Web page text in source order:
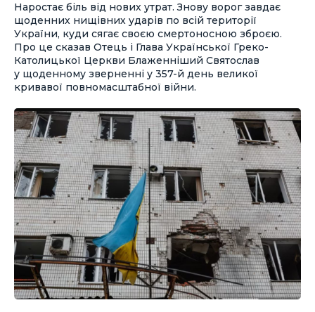
Наростає біль від нових утрат. Знову ворог завдає
щоденних нищівних ударів по всій території
України, куди сягає своєю смертоносною зброєю.
Про це сказав Отець і Глава Української Греко-
Католицької Церкви Блаженніший Святослав
у щоденному зверненні у 357-й день великої
кривавої повномасштабної війни.